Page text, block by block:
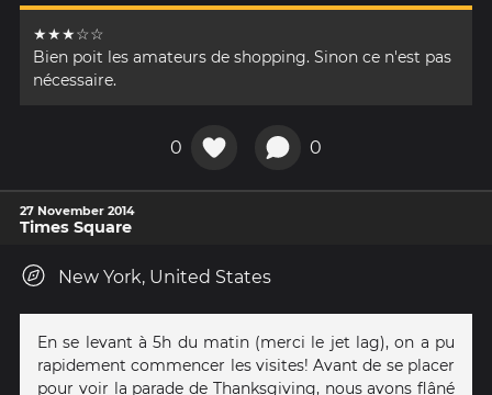
★★★☆☆
Bien poit les amateurs de shopping. Sinon ce n'est pas
nécessaire.
0 0
27 November 2014
Times Square
New York, United States
En se levant à 5h du matin (merci le jet lag), on a pu
rapidement commencer les visites! Avant de se placer
pour voir la parade de Thanksgiving, nous avons flâné